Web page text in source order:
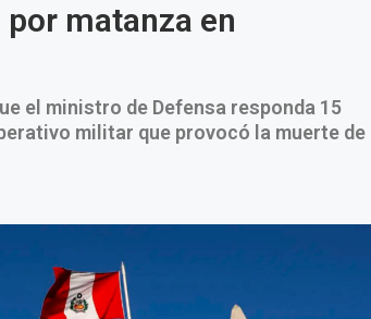
matanza en
el ministro de Defensa responda 15
militar que provocó la muerte de